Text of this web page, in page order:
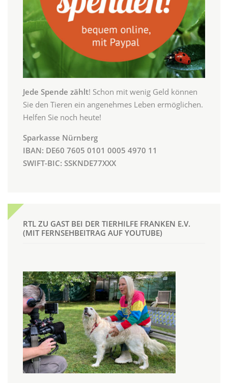
Jede Spende zählt! Schon mit wenig Geld können
Sie den Tieren ein angenehmes Leben ermöglichen.
Helfen Sie noch heute!
Sparkasse Nürnberg
IBAN: DE60 7605 0101 0005 4970 11
SWIFT-BIC: SSKNDE77XXX
RTL ZU GAST BEI DER TIERHILFE FRANKEN E.V.
(MIT FERNSEHBEITRAG AUF YOUTUBE)